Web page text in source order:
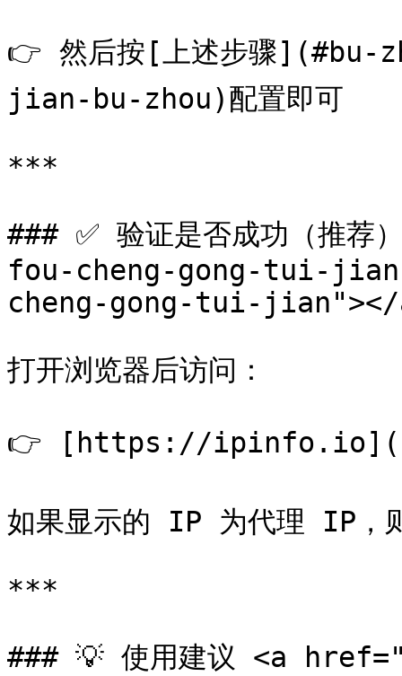
👉 然后按[上述步骤
jian-bu-zhou)配置即可
***
### ✅ 验证是否成功（推
fou-cheng-gong-tui-
cheng-gong-tui-jian"></
打开浏览器后访问：
👉 [https://
如果显示的 IP 为代理 IP，
***
### 💡 使用建议 <a